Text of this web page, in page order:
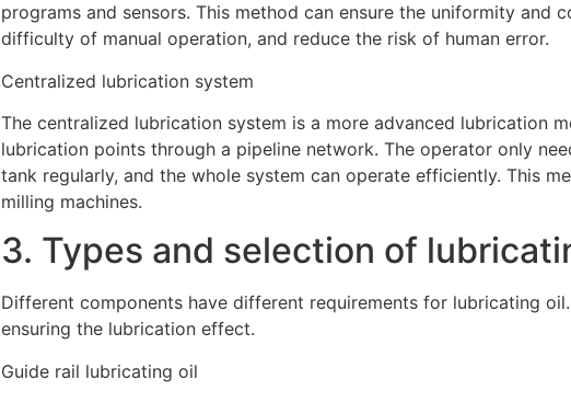
programs and sensors. This method can ensure the uniformity and
difficulty of manual operation, and reduce the risk of human error.
Centralized lubrication system
The centralized lubrication system is a more advanced lubrication
lubrication points through a pipeline network. The operator only
tank regularly, and the whole system can operate efficiently. This
milling machines.
3. Types and selection of
Different components have different requirements for lubricating
ensuring the lubrication effect.
Guide rail lubricating oil